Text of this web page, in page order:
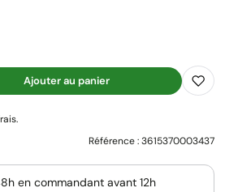
Ajouter au panier
Référence :3615370003437
en commandant avant 12h